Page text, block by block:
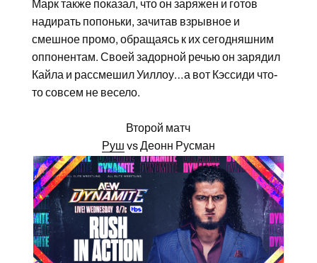
Марк также показал, что он заряжен и готов
надирать попоньки, зачитав взрывное и
смешное промо, обращаясь к их сегодняшним
оппонентам. Своей задорной речью он зарядил
Кайла и рассмешил Уиллоу…а вот Кэссиди что-
то совсем не весело.
Второй матч
Руш vs Деонн Русман